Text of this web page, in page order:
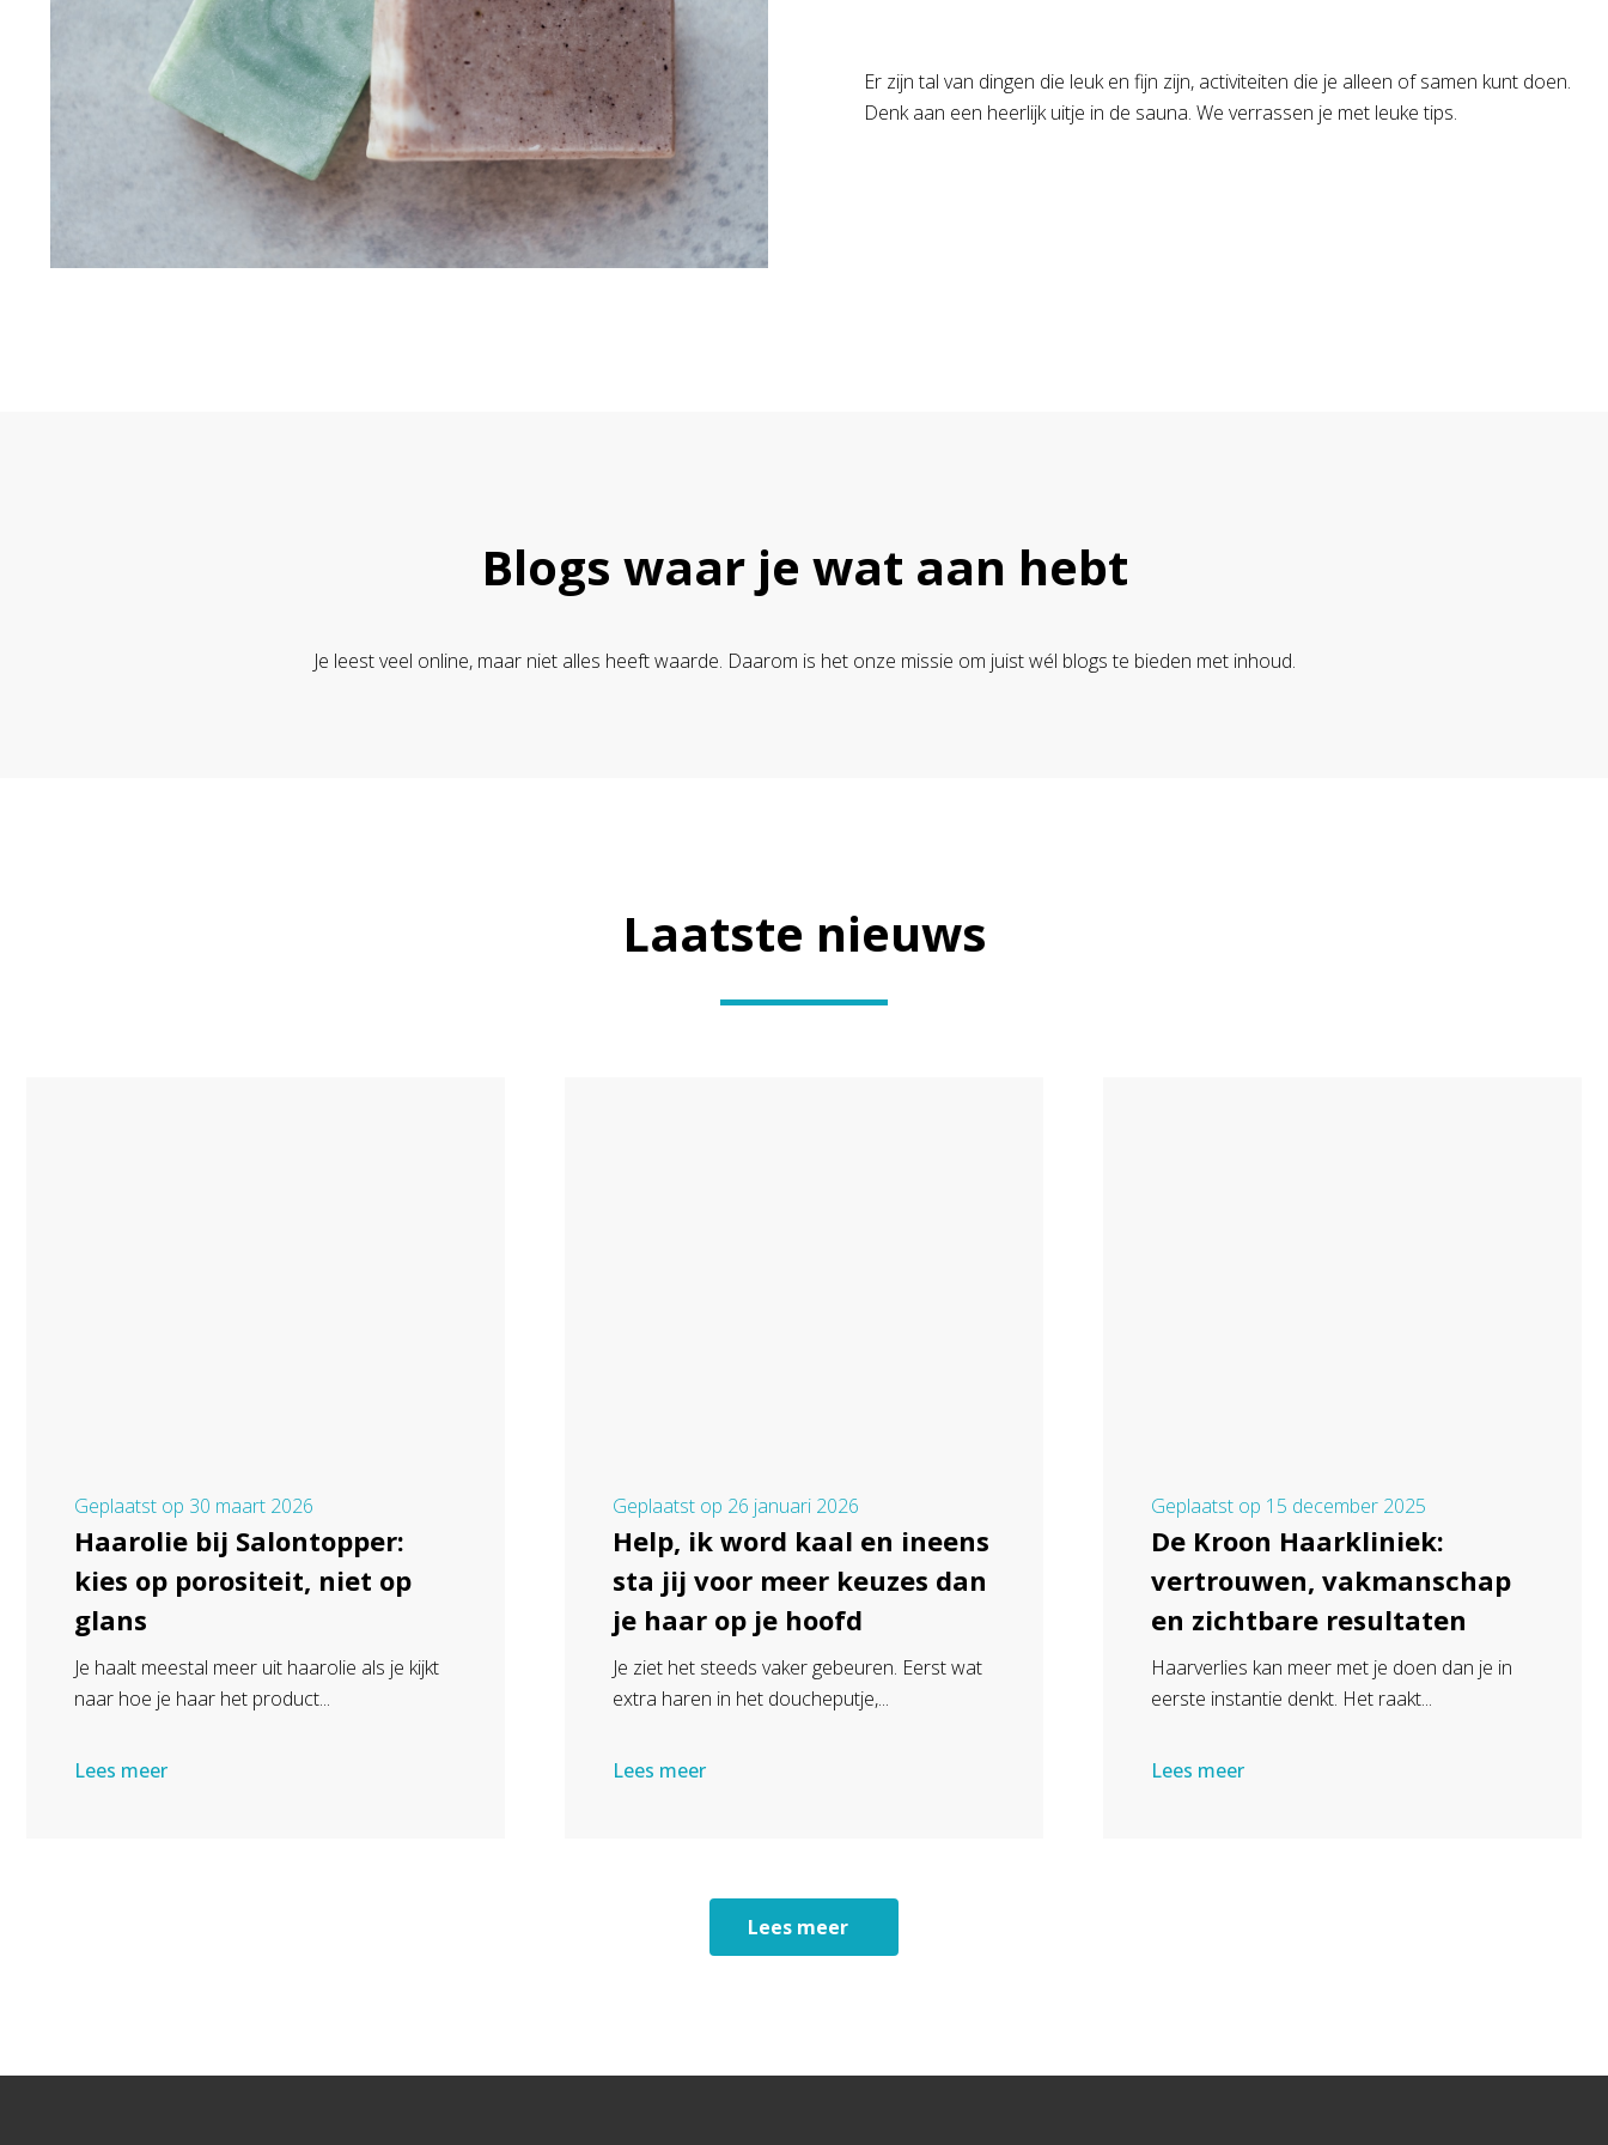
Er zijn tal van dingen die leuk en fijn zijn, activiteiten die je alleen of samen kunt doen.
Denk aan een heerlijk uitje in de sauna. We verrassen je met leuke tips.
Blogs waar je wat aan hebt
Je leest veel online, maar niet alles heeft waarde. Daarom is het onze missie om juist wél blogs te bieden met inhoud.
Laatste nieuws
Geplaatst op 30 maart 2026
Haarolie bij Salontopper:
kies op porositeit, niet op
glans
Je haalt meestal meer uit haarolie als je kijkt
naar hoe je haar het product...
Lees meer
Geplaatst op 26 januari 2026
Help, ik word kaal en ineens
sta jij voor meer keuzes dan
je haar op je hoofd
Je ziet het steeds vaker gebeuren. Eerst wat
extra haren in het doucheputje,...
Lees meer
Geplaatst op 15 december 2025
De Kroon Haarkliniek:
vertrouwen, vakmanschap
en zichtbare resultaten
Haarverlies kan meer met je doen dan je in
eerste instantie denkt. Het raakt...
Lees meer
Lees meer